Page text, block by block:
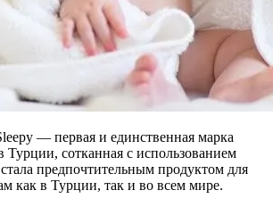
— первая и единственная марка
Турции, сотканная с использованием
предпочтительным продуктом для
как в Турции, так и во всем мире.